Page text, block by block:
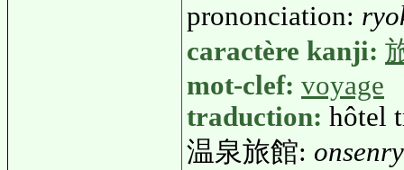
prononciation:
caractère kanji:
mot-clef: voyage
traduction: hôtel
温泉旅館: